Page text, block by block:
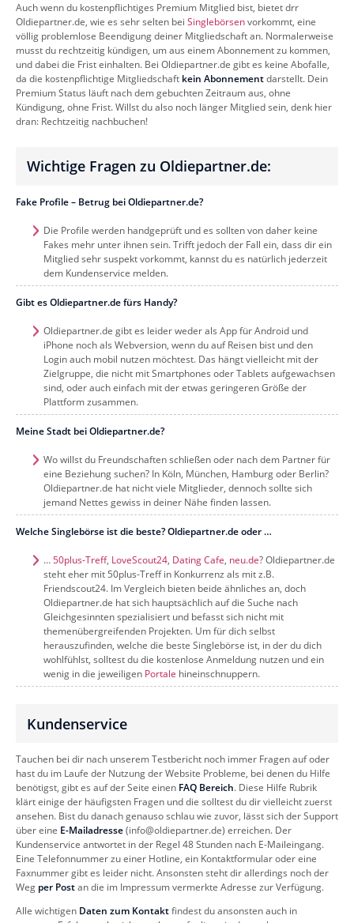
Auch wenn du kostenpflichtiges Premium Mitglied bist, bietet drr
Oldiepartner.de, wie es sehr selten bei Singlebörsenvorkommt, eine
völlig problemlose Beendigung deiner Mitgliedschaft an. Normalerweise
musst du rechtzeitig kündigen, um aus einem Abonnement zu kommen,
und dabei die Frist einhalten. Bei Oldiepartner.de gibt es keine Abofalle,
da die kostenpflichtige Mitgliedschaft kein Abonnementdarstellt. Dein
Premium Status läuft nach dem gebuchten Zeitraum aus, ohne
Kündigung, ohne Frist. Willst du also noch länger Mitglied sein, denk hier
dran: Rechtzeitig nachbuchen!
Wichtige Fragen zu Oldiepartner.de:
Fake Profile – Betrug bei Oldiepartner.de?
Die Profile werden handgeprüft und es sollten von daher keine
Fakes mehr unter ihnen sein. Trifft jedoch der Fall ein, dass dir ein
Mitglied sehr suspekt vorkommt, kannst du es natürlich jederzeit
dem Kundenservice melden.
Gibt es Oldiepartner.de fürs Handy?
Oldiepartner.de gibt es leider weder als App für Android und
iPhone noch als Webversion, wenn du auf Reisen bist und den
Login auch mobil nutzen möchtest. Das hängt vielleicht mit der
Zielgruppe, die nicht mit Smartphones oder Tablets aufgewachsen
sind, oder auch einfach mit der etwas geringeren Größe der
Plattform zusammen.
Meine Stadt bei Oldiepartner.de?
Wo willst du Freundschaften schließen oder nach dem Partner für
eine Beziehung suchen? In Köln, München, Hamburg oder Berlin?
Oldiepartner.de hat nicht viele Mitglieder, dennoch sollte sich
jemand Nettes gewiss in deiner Nähe finden lassen.
Welche Singlebörse ist die beste? Oldiepartner.de oder …
…50plus-Treff, LoveScout24, Dating Cafe, neu.de? Oldiepartner.de
steht eher mit 50plus-Treff in Konkurrenz als mit z.B.
Friendscout24. Im Vergleich bieten beide ähnliches an, doch
Oldiepartner.de hat sich hauptsächlich auf die Suche nach
Gleichgesinnten spezialisiert und befasst sich nicht mit
themenübergreifenden Projekten. Um für dich selbst
herauszufinden, welche die beste Singlebörse ist, in der du dich
wohlfühlst, solltest du die kostenlose Anmeldung nutzen und ein
wenig in die jeweiligen Portale hineinschnuppern.
Kundenservice
Tauchen bei dir nach unserem Testbericht noch immer Fragen auf oder
hast du im Laufe der Nutzung der Website Probleme, bei denen du Hilfe
benötigst, gibt es auf der Seite einen FAQ Bereich. Diese Hilfe Rubrik
klärt einige der häufigsten Fragen und die solltest du dir vielleicht zuerst
ansehen. Bist du danach genauso schlau wie zuvor, lässt sich der Support
über eine E-Mailadresse(info@oldiepartner.de) erreichen. Der
Kundenservice antwortet in der Regel 48 Stunden nach E-Maileingang.
Eine Telefonnummer zu einer Hotline, ein Kontaktformular oder eine
Faxnummer gibt es leider nicht. Ansonsten steht dir allerdings noch der
Weg per Postan die im Impressum vermerkte Adresse zur Verfügung.
Alle wichtigen Daten zum Kontaktfindest du ansonsten auch in